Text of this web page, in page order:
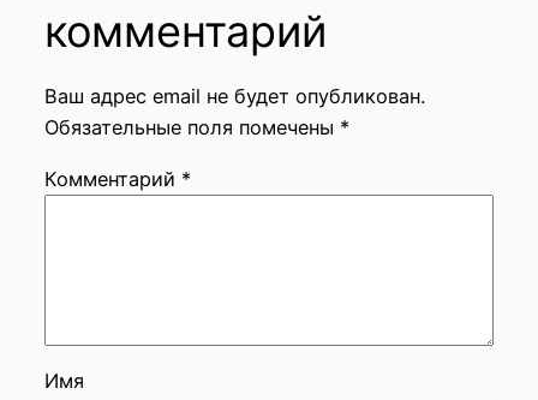
комментарий
Ваш адрес email не будет опубликован.
Обязательные поля помечены *
Комментарий *
Имя